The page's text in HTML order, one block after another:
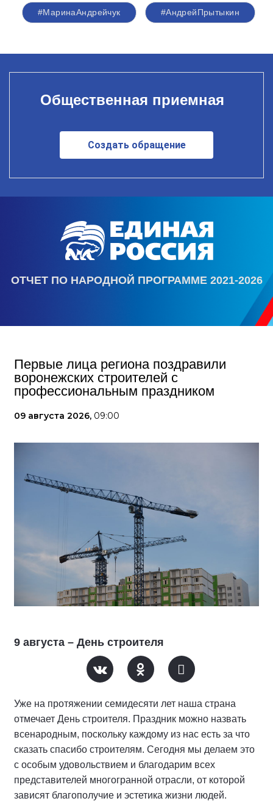
#МаринаАндрейчук #АндрейПрытыкин
Общественная приемная
Создать обращение
ОТЧЕТ ПО НАРОДНОЙ ПРОГРАММЕ 2021-2026
Первые лица региона поздравили
воронежских строителей с
профессиональным праздником
09 августа 2026, 09:00
9 августа – День строителя
Уже на протяжении семидесяти лет наша страна
отмечает День строителя. Праздник можно назвать
всенародным, поскольку каждому из нас есть за что
сказать спасибо строителям. Сегодня мы делаем это
с особым удовольствием и благодарим всех
представителей многогранной отрасли, от которой
зависят благополучие и эстетика жизни людей.